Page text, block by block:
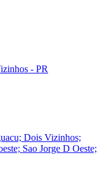
- PR
Dois Vizinhos;
Sao Jorge D Oeste;